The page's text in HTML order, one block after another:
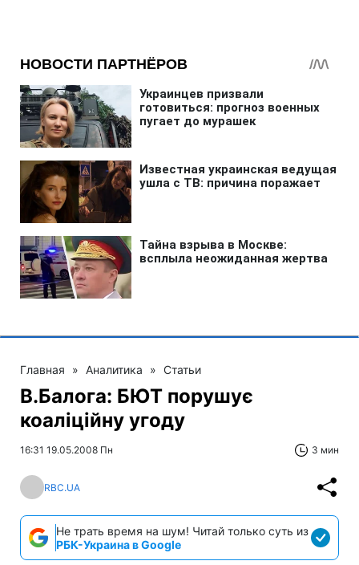
Главная » Аналитика » Статьи
В.Балога: БЮТ порушує
коаліційну угоду
16:31 19.05.2008 Пн 3 мин
RBC.UA
Не трать время на шум! Читай только суть из
РБК-Украина в Google